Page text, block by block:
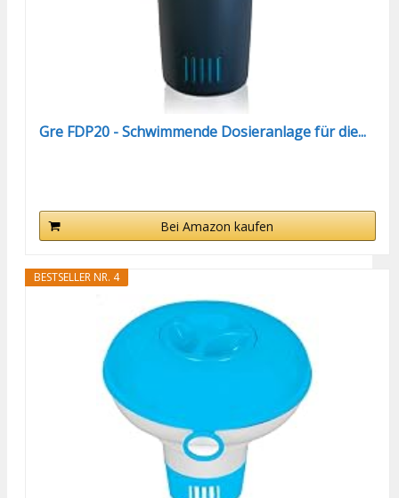
Gre FDP20 - Schwimmende Dosieranlage für die...
Bei Amazon kaufen
BESTSELLER NR. 4